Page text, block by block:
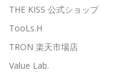
THE KISS 公式ショップ
TooLs.H
TRON 楽天市場店
Value Lab.